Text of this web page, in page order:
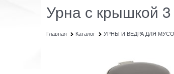
Урна с крышкой
Главная Каталог УРНЫ И ВЕДРА ДЛЯ